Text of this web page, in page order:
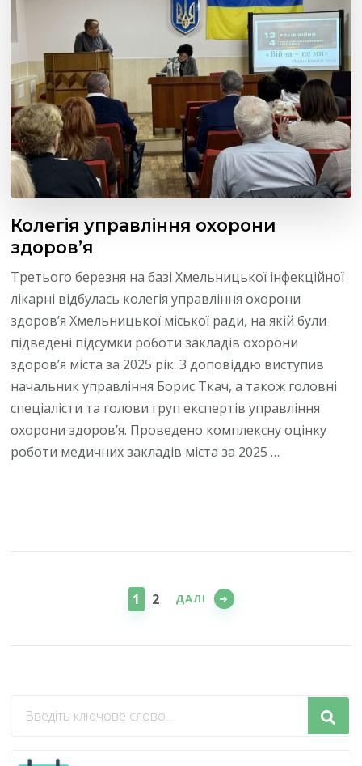
Колегія управління охорони
здоров’я
Третього березня на базі Хмельницької інфекційної
лікарні відбулась колегія управління охорони
здоров’я Хмельницької міської ради, на якій були
підведені підсумки роботи закладів охорони
здоров’я міста за 2025 рік. З доповіддю виступив
начальник управління Борис Ткач, а також головні
спеціалісти та голови груп експертів управління
охорони здоров’я. Проведено комплексну оцінку
роботи медичних закладів міста за 2025 …
СТОРІНКА
1 СТОРІНКА
2 ДАЛІ
щось?